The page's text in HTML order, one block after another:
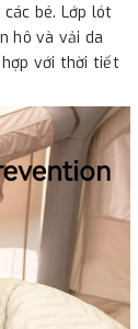
bé. Lớp lót
hô và vải da
hợp với thời tiết